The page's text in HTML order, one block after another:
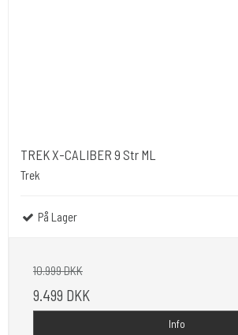
TREK X-CALIBER 9 Str ML
Trek
På Lager
10.999 DKK
9.499 DKK
Info